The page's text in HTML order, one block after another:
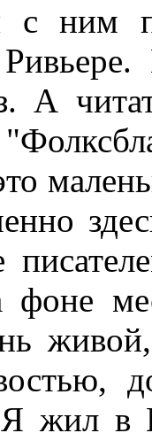
ним
А
фоне
жил в